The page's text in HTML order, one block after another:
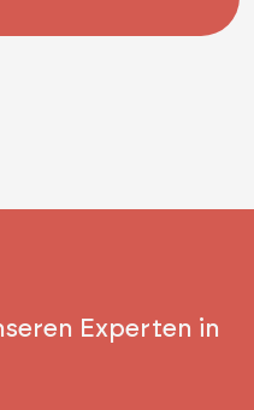
Experten in